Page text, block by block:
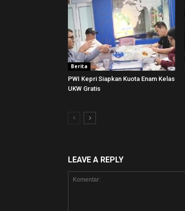
Berita
PWI Kepri Siapkan Kuota Enam Kelas
UKW Gratis
LEAVE A REPLY